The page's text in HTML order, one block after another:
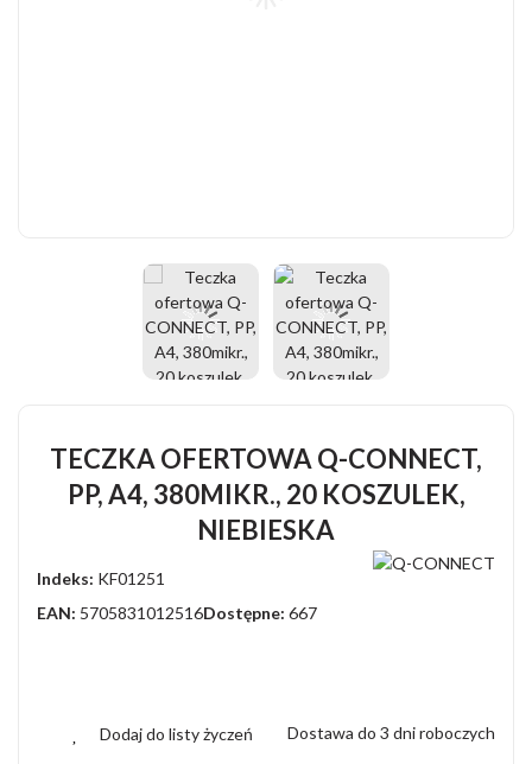
TECZKA OFERTOWA Q-CONNECT,
PP, A4, 380MIKR., 20 KOSZULEK,
NIEBIESKA
Indeks: KF01251
EAN: 5705831012516Dostępne: 667
Dostawa do 3 dni roboczych
Dodaj do listy życzeń